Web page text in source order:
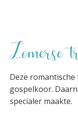
Zomerse
Deze
gospelkoor.
specialer maakte.